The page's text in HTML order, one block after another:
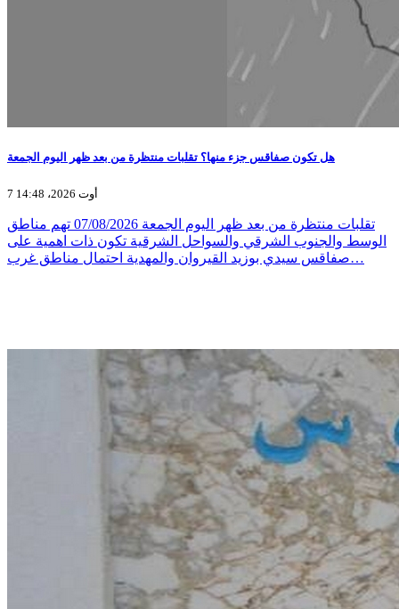
هل تكون صفاقس جزء منها؟ تقلبات منتظرة من بعد ظهر اليوم الجمعة
7 أوت 2026، 14:48
تقلبات منتظرة من بعد ظهر اليوم الجمعة 07/08/2026 تهم مناطق
الوسط والجنوب الشرقي والسواحل الشرقية تكون ذات اهمية على
صفاقس سيدي بوزيد القيروان والمهدية احتمال مناطق غرب…